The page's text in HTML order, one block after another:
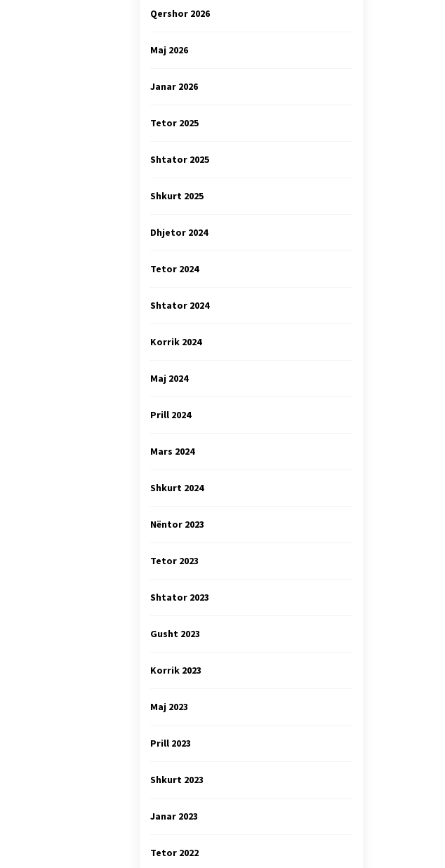
Qershor 2026
Maj 2026
Janar 2026
Tetor 2025
Shtator 2025
Shkurt 2025
Dhjetor 2024
Tetor 2024
Shtator 2024
Korrik 2024
Maj 2024
Prill 2024
Mars 2024
Shkurt 2024
Nëntor 2023
Tetor 2023
Shtator 2023
Gusht 2023
Korrik 2023
Maj 2023
Prill 2023
Shkurt 2023
Janar 2023
Tetor 2022